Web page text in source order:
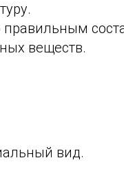
правильным
веществ.
вид.